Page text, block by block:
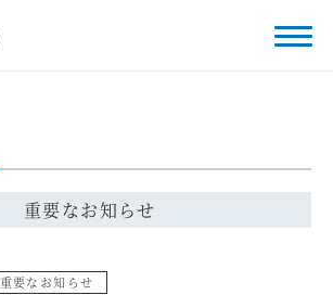
重要なお知らせ
重要なお知らせ